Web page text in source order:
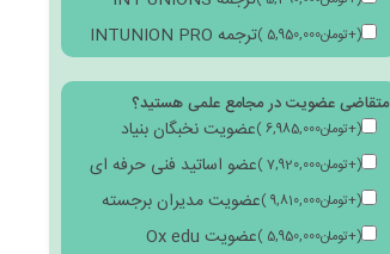
ترجمه INTUNION PRO (
+
5,950,000تومان )
متقاضی عضویت در مجامع علمی هستید؟
عضویت نخبگان بنیاد (
+
6,985,000تومان )
عضو اساتید فنی حرفه ای (
+
7,920,000تومان )
عضویت مدیران برجسته (
+
9,810,000تومان )
عضویت Ox edu (
+
5,950,000تومان )